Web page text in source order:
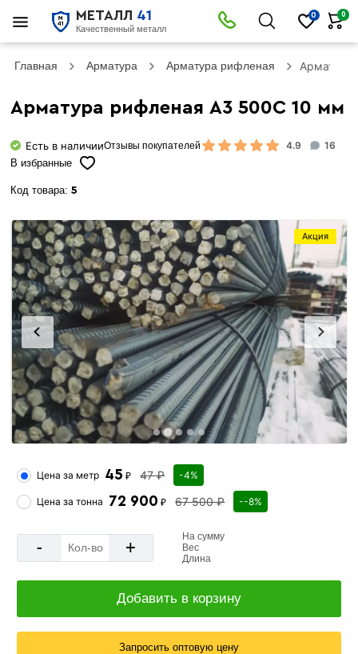
МЕТАЛЛ 41
Качественный металл
0 0
Главная Арматура Арматура рифленая
Арматура рифленая А3 500С 10 мм
Есть в наличииОтзывы покупателей 4.9 16
В избранные
Код товара: 5
Акция
Цена за метр 45 ₽ 47 ₽ -4%
Цена затонна 72 900 ₽ 67 500 ₽ --8%
- +
На сумму
Вес
Длина
Добавить в корзину
Запросить оптовую цену